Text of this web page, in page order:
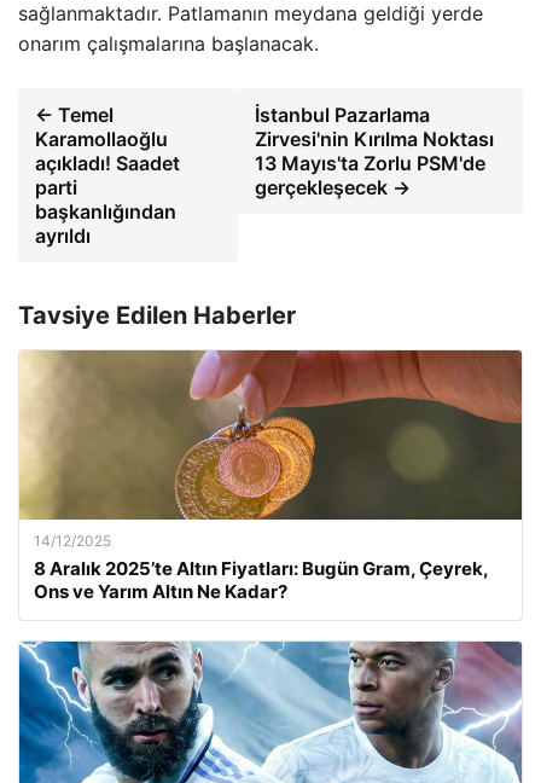
sağlanmaktadır. Patlamanın meydana geldiği yerde
onarım çalışmalarına başlanacak.
← Temel
Karamollaoğlu
açıkladı! Saadet
parti
başkanlığından
ayrıldı
İstanbul Pazarlama
Zirvesi'nin Kırılma Noktası
13 Mayıs'ta Zorlu PSM'de
gerçekleşecek →
Tavsiye Edilen Haberler
14/12/2025
8 Aralık 2025’te Altın Fiyatları: Bugün Gram, Çeyrek,
Ons ve Yarım Altın Ne Kadar?